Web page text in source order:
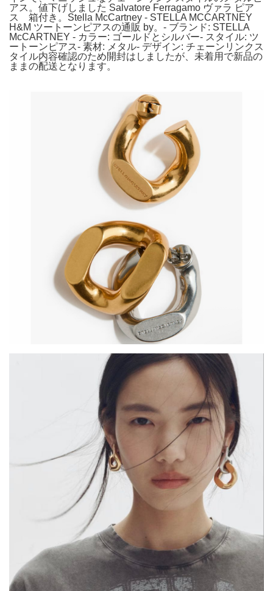
アス。値下げしました Salvatore Ferragamo ヴァラ ピア
ス 箱付き。Stella McCartney - STELLA MCCARTNEY
H&M ツートーンピアスの通販 by。- ブランド: STELLA
McCARTNEY - カラー: ゴールドとシルバー- スタイル: ツ
ートーンピアス- 素材: メタル- デザイン: チェーンリンクス
タイル内容確認のため開封はしましたが、未着用で新品の
ままの配送となります。